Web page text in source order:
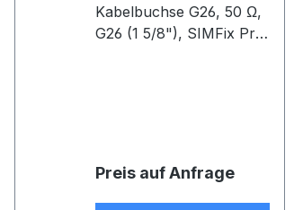
Kabelbuchse G26, 50 Ω,
G26 (1 5/8"), SIMFix Pro,
Preis auf Anfrage